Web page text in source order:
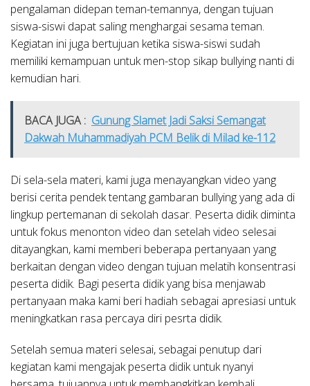
pengalaman didepan teman-temannya, dengan tujuan
siswa-siswi dapat saling menghargai sesama teman.
Kegiatan ini juga bertujuan ketika siswa-siswi sudah
memiliki kemampuan untuk men-stop sikap bullying nanti di
kemudian hari.
BACA JUGA : Gunung Slamet Jadi Saksi Semangat
Dakwah Muhammadiyah PCM Belik di Milad ke-112
Di sela-sela materi, kami juga menayangkan video yang
berisi cerita pendek tentang gambaran bullying yang ada di
lingkup pertemanan di sekolah dasar. Peserta didik diminta
untuk fokus menonton video dan setelah video selesai
ditayangkan, kami memberi beberapa pertanyaan yang
berkaitan dengan video dengan tujuan melatih konsentrasi
peserta didik. Bagi peserta didik yang bisa menjawab
pertanyaan maka kami beri hadiah sebagai apresiasi untuk
meningkatkan rasa percaya diri pesrta didik.
Setelah semua materi selesai, sebagai penutup dari
kegiatan kami mengajak peserta didik untuk nyanyi